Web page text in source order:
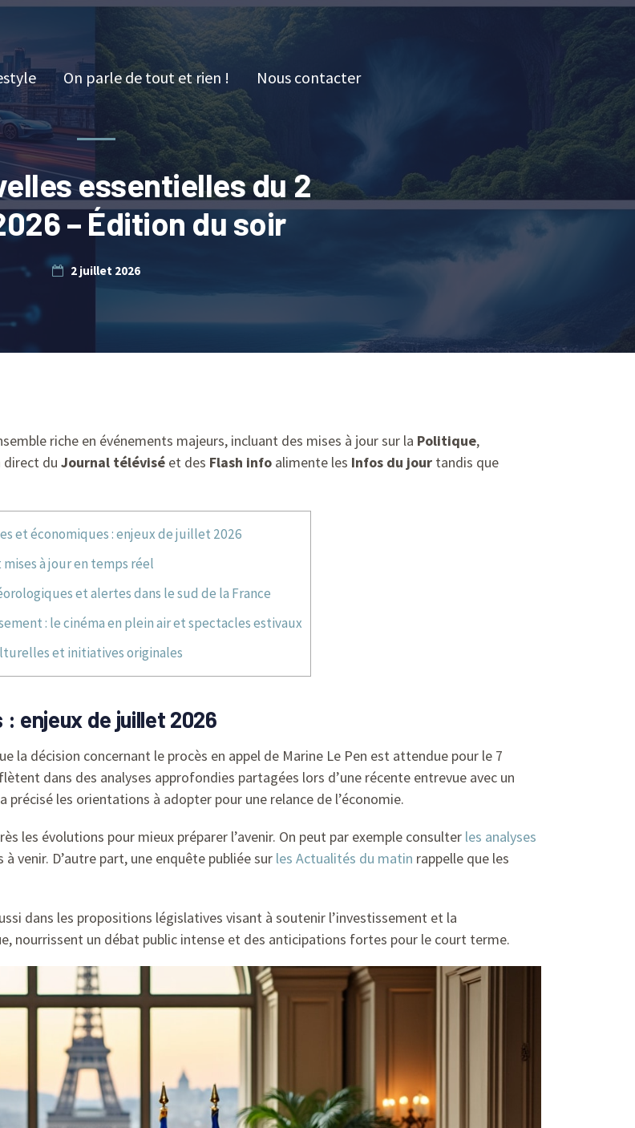
On parle de tout et rien ! Nous contacter
essentielles du 2
– Édition du soir
2 juillet 2026
riche en événements majeurs, incluant des mises à jour sur la Politique,
direct du Journal télévisé et des Flash info alimente les Infos du jour tandis que
et économiques : enjeux de juillet 2026
à jour en temps réel
et alertes dans le sud de la France
: le cinéma en plein air et spectacles estivaux
et initiatives originales
enjeux de juillet 2026
la décision concernant le procès en appel de Marine Le Pen est attendue pour le 7
dans des analyses approfondies partagées lors d’une récente entrevue avec un
les orientations à adopter pour une relance de l’économie.
les évolutions pour mieux préparer l’avenir. On peut par exemple consulter les analyses
venir. D’autre part, une enquête publiée sur les Actualités du matin rappelle que les
dans les propositions législatives visant à soutenir l’investissement et la
nourrissent un débat public intense et des anticipations fortes pour le court terme.